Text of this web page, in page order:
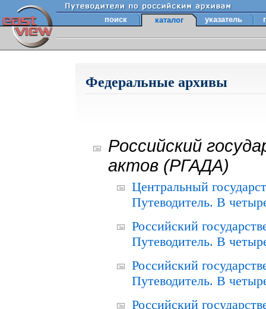
поиск каталог указатель
Федеральные архивы
Российский
актов (РГАДА)
Центральный
Путеводитель. В
Российский
Путеводитель. В
Российский
Путеводитель. В
Российский